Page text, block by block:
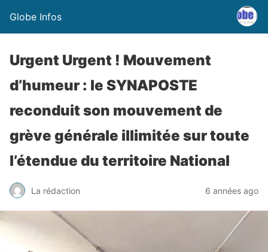
Globe Infos
Urgent Urgent ! Mouvement
d’humeur : le SYNAPOSTE
reconduit son mouvement de
grève générale illimitée sur toute
l’étendue du territoire National
La rédaction 6 années ago